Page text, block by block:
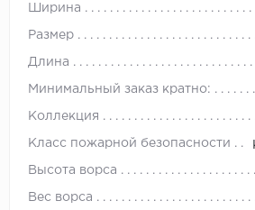
Ширина
Размер
Длина
Минимальный заказ кратно:
Коллекция
Класс пожарной безопасности
Высота ворса
Вес ворса